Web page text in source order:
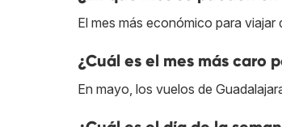
El mes más económico para
¿Cuál es el mes más caro
En mayo, los vuelos de